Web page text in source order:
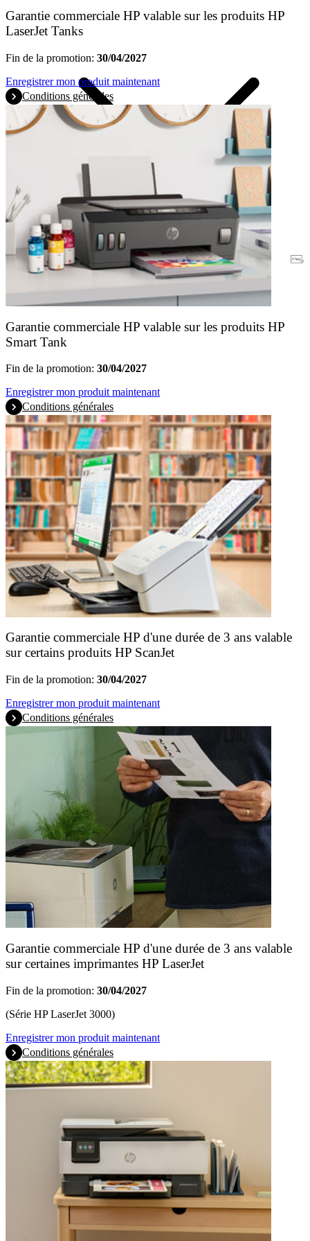
Garantie
Garantie commerciale HP valable sur les produits HP
LaserJet Tanks
Fin de la promotion: 30/04/2027
Enregistrer mon produit maintenant
Conditions générales
Garantie commerciale HP valable sur les produits HP
Smart Tank
Fin de la promotion: 30/04/2027
Enregistrer mon produit maintenant
Conditions générales
Garantie commerciale HP d'une durée de 3 ans valable
sur certains produits HP ScanJet
Fin de la promotion: 30/04/2027
Enregistrer mon produit maintenant
Conditions générales
Garantie commerciale HP d'une durée de 3 ans valable
sur certaines imprimantes HP LaserJet
Fin de la promotion: 30/04/2027
(Série HP LaserJet 3000)
Enregistrer mon produit maintenant
Conditions générales